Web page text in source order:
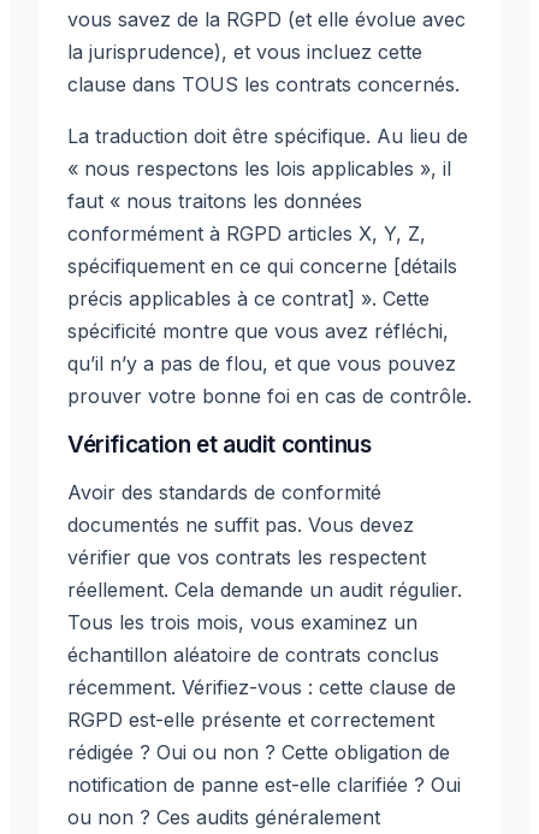
vous savez de la RGPD (et elle évolue avec
la jurisprudence), et vous incluez cette
clause dans TOUS les contrats concernés.
La traduction doit être spécifique. Au lieu de
« nous respectons les lois applicables », il
faut « nous traitons les données
conformément à RGPD articles X, Y, Z,
spécifiquement en ce qui concerne [détails
précis applicables à ce contrat] ». Cette
spécificité montre que vous avez réfléchi,
qu’il n’y a pas de flou, et que vous pouvez
prouver votre bonne foi en cas de contrôle.
Vérification et audit continus
Avoir des standards de conformité
documentés ne suffit pas. Vous devez
vérifier que vos contrats les respectent
réellement. Cela demande un audit régulier.
Tous les trois mois, vous examinez un
échantillon aléatoire de contrats conclus
récemment. Vérifiez-vous : cette clause de
RGPD est-elle présente et correctement
rédigée ? Oui ou non ? Cette obligation de
notification de panne est-elle clarifiée ? Oui
ou non ? Ces audits généralement